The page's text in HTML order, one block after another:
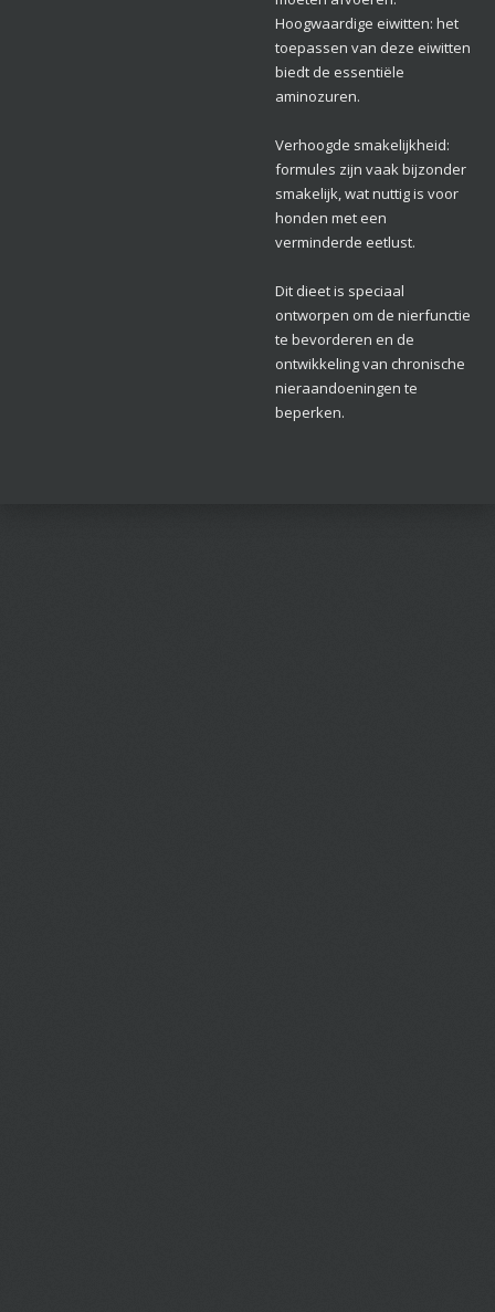
Hoogwaardige eiwitten: het
toepassen van deze eiwitten
biedt de essentiële
aminozuren.
Verhoogde smakelijkheid:
formules zijn vaak bijzonder
smakelijk, wat nuttig is voor
honden met een
verminderde eetlust.
Dit dieet is speciaal
ontworpen om de nierfunctie
te bevorderen en de
ontwikkeling van chronische
nieraandoeningen te
beperken.